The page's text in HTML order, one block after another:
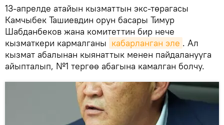
13-апрелде атайын кызматтын экс-төрагасы
Камчыбек Ташиевдин орун басары Тимур
Шабданбеков жана комитеттин бир нече
кызматкери кармалганы кабарланган эле . Ал
кызмат абалынан кыянаттык менен пайдаланууга
айыпталып, №1 тергөө абагына камалган болчу.